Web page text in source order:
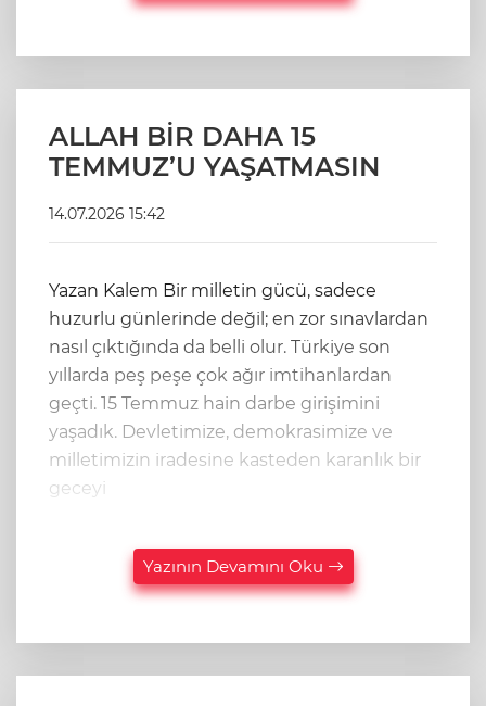
ALLAH BİR DAHA 15
TEMMUZ’U YAŞATMASIN
14.07.2026 15:42
Yazan Kalem Bir milletin gücü, sadece
huzurlu günlerinde değil; en zor sınavlardan
nasıl çıktığında da belli olur. Türkiye son
yıllarda peş peşe çok ağır imtihanlardan
geçti. 15 Temmuz hain darbe girişimini
yaşadık. Devletimize, demokrasimize ve
milletimizin iradesine kasteden karanlık bir
geceyi
Yazının Devamını Oku